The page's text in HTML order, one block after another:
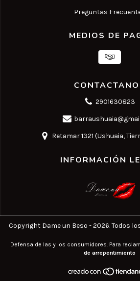
Preguntas
MEDIOS DE
2901630823
Retamar 1321 (Ushuaia,
INFORMACIÓN
Copyright Dame un Beso - 2026. Todos
Defensa de las y los consumidores. Para
de arrepentimiento